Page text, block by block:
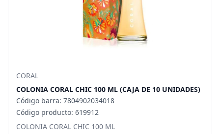
CORAL
COLONIA CORAL CHIC 100 ML (CAJA DE 10 UNIDADES)
Código barra: 7804902034018
Código producto: 619912
COLONIA CORAL CHIC 100 ML